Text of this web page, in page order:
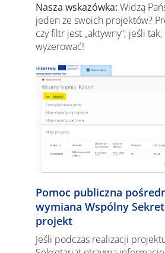
Nasza wskazówka: Widzą
jeden ze swoich projektów?
czy filtr jest „aktywny”; jeśli
wyzerować!
Pomoc publiczna
wymiana Wspólny
projekt
Jeśli podczas realizacji